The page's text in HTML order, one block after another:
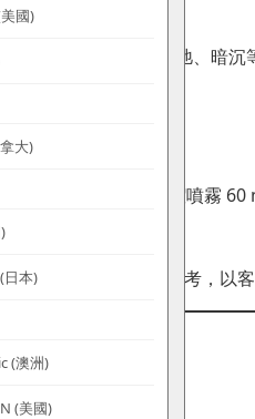
國)
大)
日本)
(澳洲)
(美國)
肌所產生的皺紋、鬆弛、暗
面罩, FAQ™ 矽膠清潔噴霧
產品主要成分謹供參考，以